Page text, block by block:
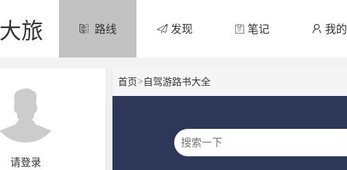
大旅 路线 发现 笔记 我的
请登录
首页 > 自驾游路书大全